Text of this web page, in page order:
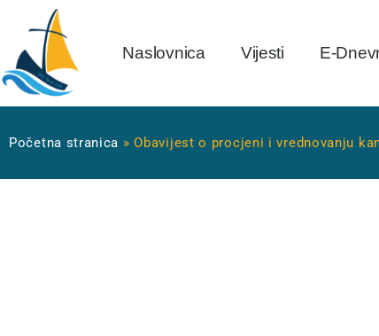
Naslovnica Vijesti E-
Početna stranica »Obavijest o procjeni i vrednovanju